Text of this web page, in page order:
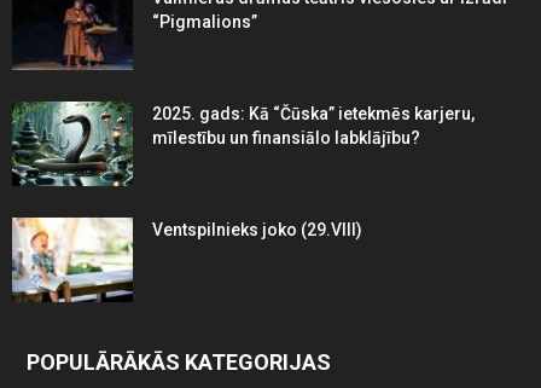
“Pigmalions”
2025. gads: Kā “Čūska” ietekmēs karjeru,
mīlestību un finansiālo labklājību?
Ventspilnieks joko (29.VIII)
POPULĀRĀKĀS KATEGORIJAS